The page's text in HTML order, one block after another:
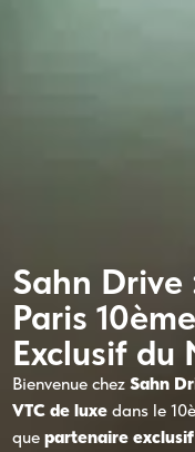
Sahn Drive
Paris
Exclusif du
Bienvenue chezSahn
VTC de luxe dans le
quepartenaire